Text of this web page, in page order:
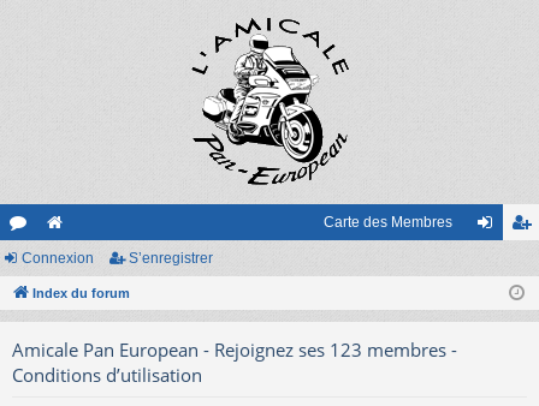
or
u
s
e
sit
Carte des Membres
nr
Connexion S’enregistrer
Index du forum
Amicale Pan European - Rejoignez ses 123 membres -
Conditions d’utilisation